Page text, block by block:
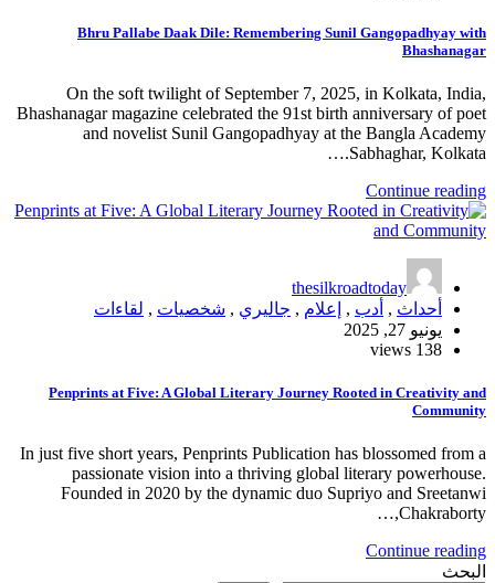
Bhru Pallabe Daak Dile: Remembering Sunil Gangopadhyay with
Bhashanagar
On the soft twilight of September 7, 2025, in Kolkata, India,
Bhashanagar magazine celebrated the 91st birth anniversary of poet
and novelist Sunil Gangopadhyay at the Bangla Academy
Sabhaghar, Kolkata.…
Continue reading
thesilkroadtoday
أحداث , أدب , إعلام , جاليري , شخصيات , لقاءات
يونيو 27, 2025
138 views
Penprints at Five: A Global Literary Journey Rooted in Creativity and
Community
In just five short years, Penprints Publication has blossomed from a
passionate vision into a thriving global literary powerhouse.
Founded in 2020 by the dynamic duo Supriyo and Sreetanwi
Chakraborty,…
Continue reading
البحث